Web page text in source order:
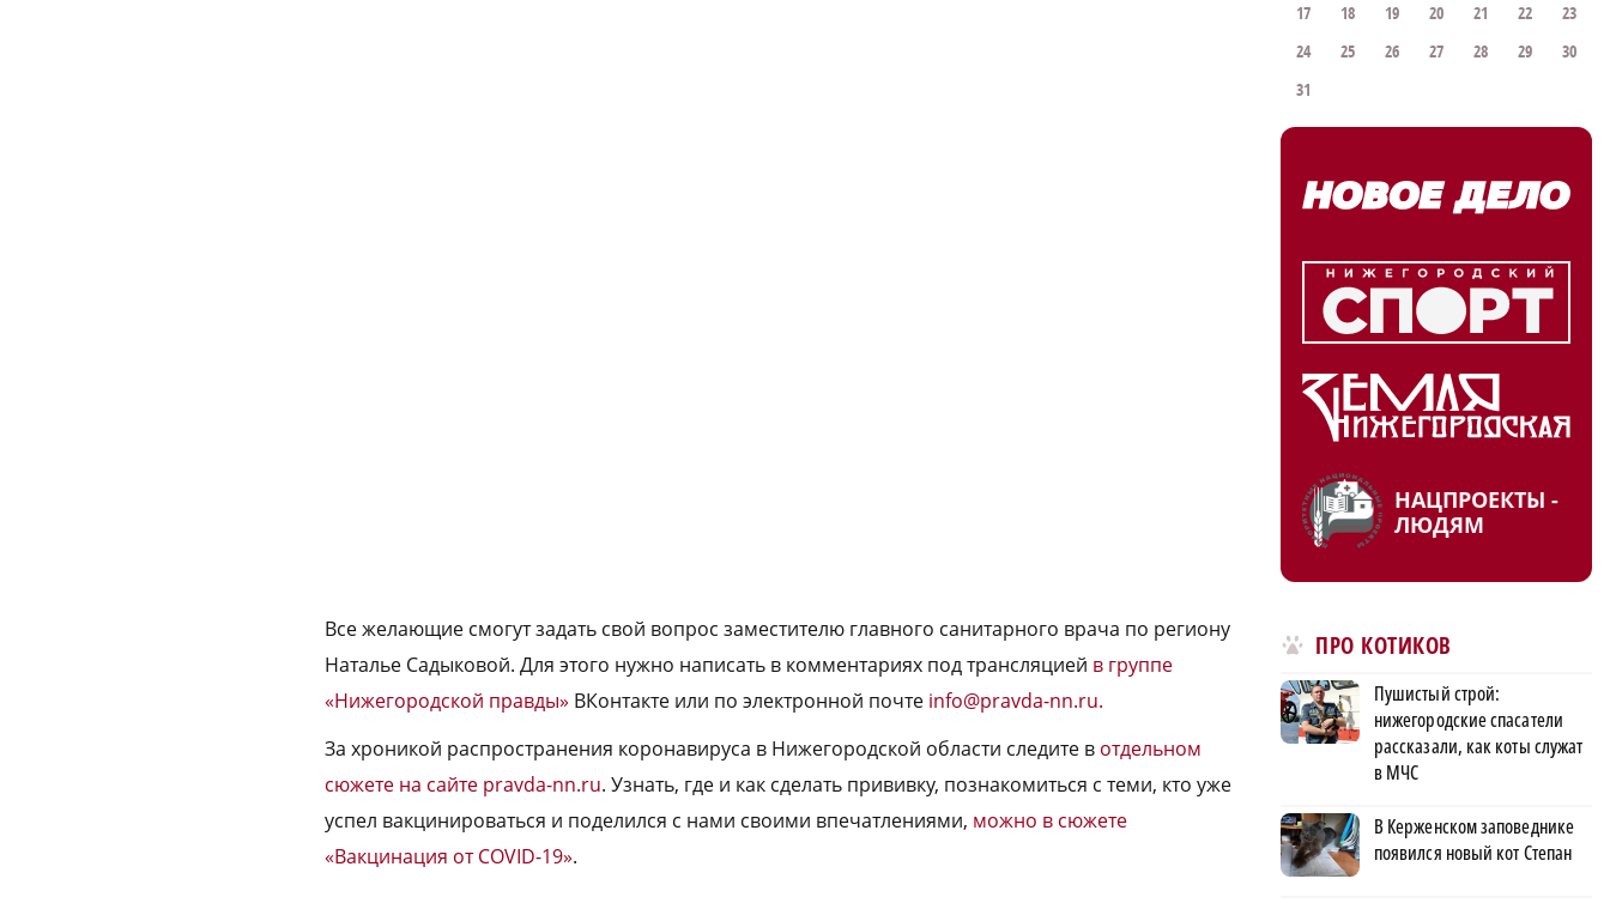
Все желающие смогут задать свой вопрос заместителю главного санитарного врача по региону
Наталье Садыковой. Для этого нужно написать в комментариях под трансляцией в группе
«Нижегородской правды» ВКонтакте или по электронной почте info@pravda-nn.ru.
За хроникой распространения коронавируса в Нижегородской области следите в отдельном
сюжете на сайте pravda-nn.ru. Узнать, где и как сделать прививку, познакомиться с теми, кто уже
успел вакцинироваться и поделился с нами своими впечатлениями, можно в сюжете
«Вакцинация от COVID-19».
17
18 19 20 21 22
23
24
25 26 27 28 29
30
31
НАЦПРОЕКТЫ -
ЛЮДЯМ
ПРО КОТИКОВ
Пушистый строй:
нижегородские спасатели
рассказали, как коты служат
в МЧС
В Керженском заповеднике
появился новый кот Степан